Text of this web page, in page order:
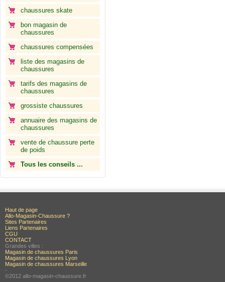
chaussures skate
bon magasin de
chaussures
chaussures compensées
liste des magasins de
chaussures
tarifs des magasins de
chaussures
grossiste chaussures
annuaire des magasins de
chaussures
vente de chaussure perte
de poids
Tous les conseils ...
Haut de page
Allo-Magasin-Chaussure ?
Sites Partenaires
Liens Partenaires
CGU
CONTACT
Grandes villes :
Magasin de chaussures Paris
Magasin de chaussures Lyon
Magasin de chaussures Marseille
-
©2012 allo-magasin-chaussure.fr